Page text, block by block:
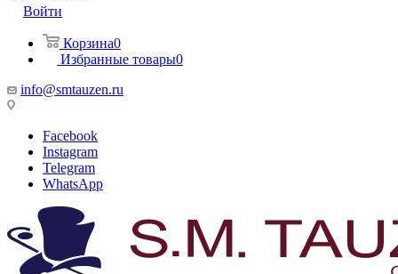
Войти
Корзина0
Избранные товары0
info@smtauzen.ru
Facebook
Instagram
Telegram
WhatsApp